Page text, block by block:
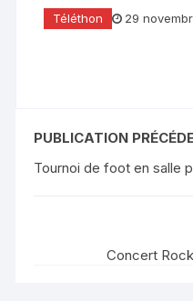
Téléthon 29
PUBLICATION
Tournoi de foot en salle
Concert